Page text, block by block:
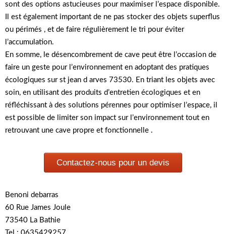
sont des options astucieuses pour maximiser l’espace disponible.
Il est également important de ne pas stocker des objets superflus
ou périmés , et de faire régulièrement le tri pour éviter
l’accumulation.
En somme, le désencombrement de cave peut être l’occasion de
faire un geste pour l’environnement en adoptant des pratiques
écologiques sur st jean d arves 73530. En triant les objets avec
soin, en utilisant des produits d’entretien écologiques et en
réfléchissant à des solutions pérennes pour optimiser l’espace, il
est possible de limiter son impact sur l’environnement tout en
retrouvant une cave propre et fonctionnelle .
Contactez-nous pour un devis
Benoni debarras
60 Rue James Joule
73540 La Bathie